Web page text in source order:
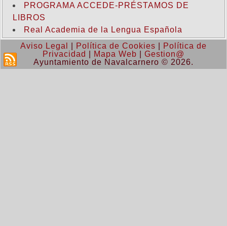
PROGRAMA ACCEDE-PRÉSTAMOS DE
LIBROS
Real Academia de la Lengua Española
Aviso Legal
Política de Cookies
Política de
Privacidad
Mapa Web
Gestion@
Ayuntamiento de Navalcarnero © 2026.